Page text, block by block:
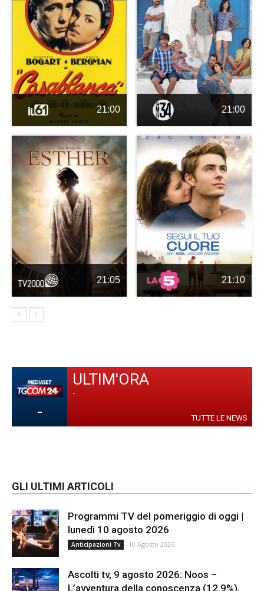
21:00 21:00
21:05 21:10
-
ULTIM'ORA
-
TUTTE LE NEWS
GLI ULTIMI ARTICOLI
Programmi TV del pomeriggio di oggi |
lunedì 10 agosto 2026
Anticipazioni Tv 10 Agosto 2026
Ascolti tv, 9 agosto 2026: Noos –
L’avventura della conoscenza (12.9%),